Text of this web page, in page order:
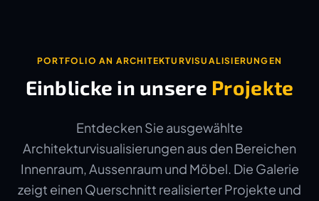
PORTFOLIO AN ARCHITEKTURVISUALISIERUNGEN
Einblicke in unsere Projekte
Entdecken Sie ausgewählte
Architekturvisualisierungen aus den Bereichen
Innenraum, Aussenraum und Möbel. Die Galerie
zeigt einen Querschnitt realisierter Projekte und